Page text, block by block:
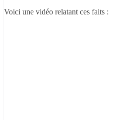
Voici une vidéo relatant ces faits :